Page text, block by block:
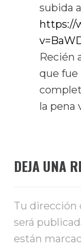
subida
https://
Recién
que fue
la pena
DEJA UNA
Tu dirección
será
están